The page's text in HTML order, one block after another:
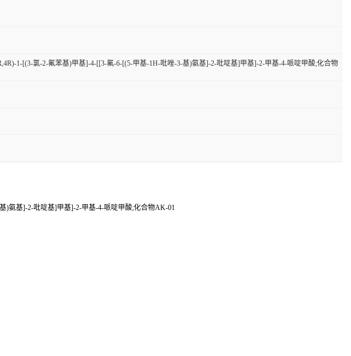
1-[(3-氯-2-氟苯基)甲基]-4-[[3-氟-6-[(5-甲基-1H-吡唑-3-基)氨基]-2-吡啶基]甲基]-2-甲基-4-哌啶甲酸;化合物
)氨基]-2-吡啶基]甲基]-2-甲基-4-哌啶甲酸;化合物AK-01